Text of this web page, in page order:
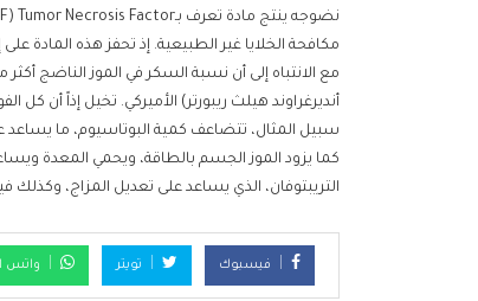
مكافحة الخلايا غير الطبيعية. إذ تحفز هذه المادة
مع الانتباه إلى أن نسبة السكر في الموز الناضج
أنديرغراوند هيلث ريبورتر) الأميركي. تخيل إذاً أن
سبيل المثال، تتضاعف كمية البوتاسيوم، ما يساعد
كما يزود الموز الجسم بالطاقة، ويحمي المعدة
التريبتوفان، الذي يساعد على تعديل المزاج،
فيسبوك تويتر واتس